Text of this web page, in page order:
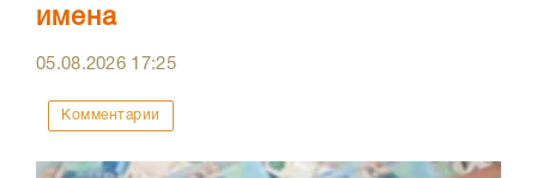
имена
05.08.2026 17:25
Комментарии